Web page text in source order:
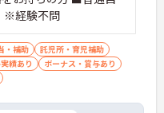
※経験不問
・補助
託児所・育児補助
績あり
ボーナス・賞与あり